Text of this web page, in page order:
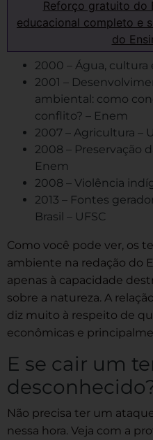
Reforço gratuito do
educacional completo e
do
2000 – Água, cultura
2001 –
ambiental: como
conflito? – Enem
2007 – Agricultura –
2008 – Preservação
Enem
2008 – Violência
2013 – Fontes
Brasil – UFSC
Como você pode ver, os
ambiente na redação do
apenas à capacidade
sobre a natureza. A
diz muito à respeito de
econômicas e
E se cair um
Não precisa ter um
nessa hora. Veja com a